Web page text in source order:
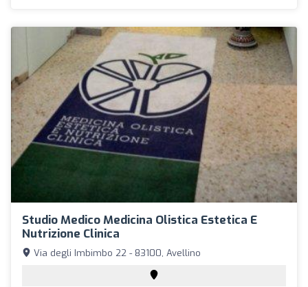
Studio Medico Medicina Olistica Estetica E
Nutrizione Clinica
Via degli Imbimbo 22 - 83100, Avellino